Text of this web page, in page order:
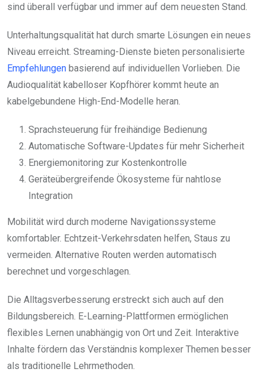
sind überall verfügbar und immer auf dem neuesten Stand.
Unterhaltungsqualität hat durch smarte Lösungen ein neues
Niveau erreicht. Streaming-Dienste bieten personalisierte
Empfehlungen basierend auf individuellen Vorlieben. Die
Audioqualität kabelloser Kopfhörer kommt heute an
kabelgebundene High-End-Modelle heran.
Sprachsteuerung für freihändige Bedienung
Automatische Software-Updates für mehr Sicherheit
Energiemonitoring zur Kostenkontrolle
Geräteübergreifende Ökosysteme für nahtlose
Integration
Mobilität wird durch moderne Navigationssysteme
komfortabler. Echtzeit-Verkehrsdaten helfen, Staus zu
vermeiden. Alternative Routen werden automatisch
berechnet und vorgeschlagen.
Die Alltagsverbesserung erstreckt sich auch auf den
Bildungsbereich. E-Learning-Plattformen ermöglichen
flexibles Lernen unabhängig von Ort und Zeit. Interaktive
Inhalte fördern das Verständnis komplexer Themen besser
als traditionelle Lehrmethoden.